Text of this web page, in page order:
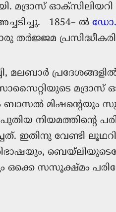
മദ്രാസ്
1854– ല്‍ ഡോ.
തര്‍ജ്ജമ
മലബാർ
മദ്രാസ്
മിഷന്റെയും
പുതിയ
ഇതിനു വേണ്ടി
സസൂക്ഷ്മം